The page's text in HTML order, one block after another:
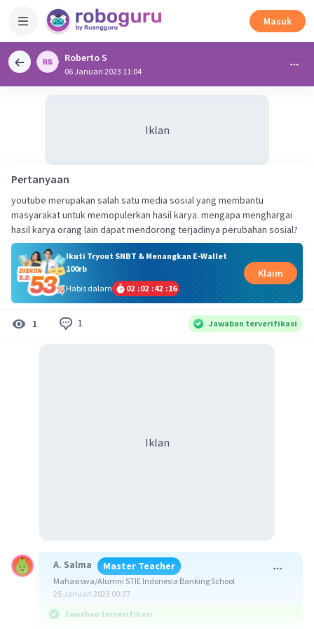
Masuk
Roberto S
06 Januari 2023 11:04
Iklan
Pertanyaan
youtube merupakan salah satu media sosial yang membantu
masyarakat untuk memopulerkan hasil karya. mengapa menghargai
hasil karya orang lain dapat mendorong terjadinya perubahan sosial?
Ikuti Tryout SNBT & Menangkan E-Wallet
100rb
Habis dalam
02 :02 :42 :15
Klaim
1 1 Jawaban terverifikasi
Iklan
A. Salma Master Teacher
Mahasiswa/Alumni STIE Indonesia Banking School
25 Januari 2023 00:37
Jawaban terverifikasi